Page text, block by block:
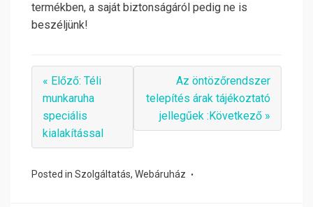
termékben, a saját biztonságáról pedig ne is
beszéljünk!
« Előző: Téli
munkaruha
speciális
kialakítással
Az öntözőrendszer
telepítés árak tájékoztató
jellegűek :Következő »
Posted in Szolgáltatás, Webáruház